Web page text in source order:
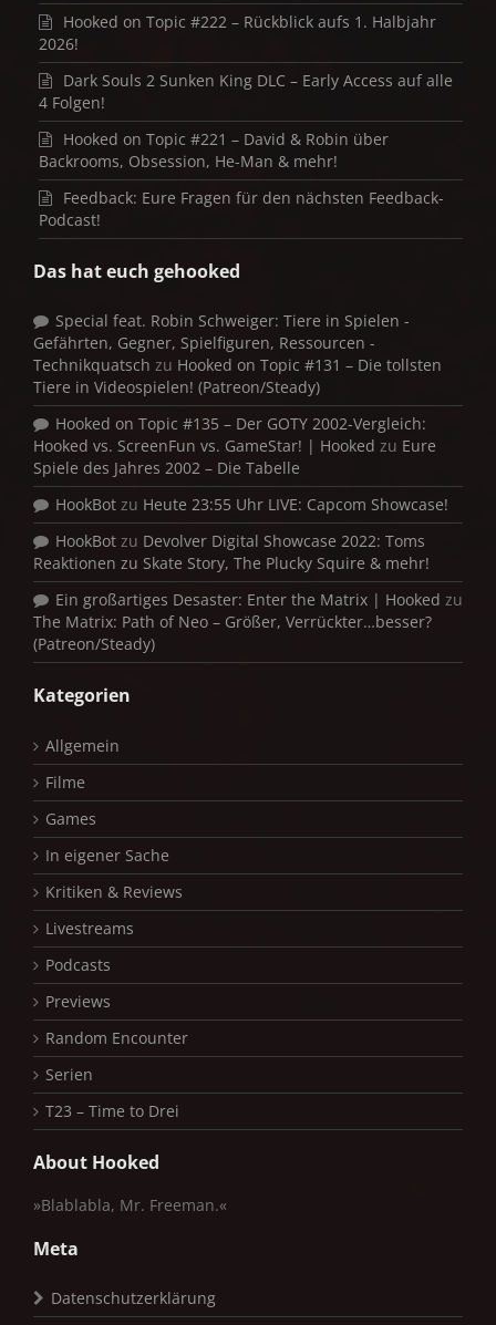
Hooked on Topic #222 – Rückblick aufs 1. Halbjahr
2026!
Dark Souls 2 Sunken King DLC – Early Access auf alle
4 Folgen!
Hooked on Topic #221 – David & Robin über
Backrooms, Obsession, He-Man & mehr!
Feedback: Eure Fragen für den nächsten Feedback-
Podcast!
Das hat euch gehooked
Special feat. Robin Schweiger: Tiere in Spielen -
Gefährten, Gegner, Spielfiguren, Ressourcen -
Technikquatsch zu Hooked on Topic #131 – Die tollsten
Tiere in Videospielen! (Patreon/Steady)
Hooked on Topic #135 – Der GOTY 2002-Vergleich:
Hooked vs. ScreenFun vs. GameStar! | Hooked zu Eure
Spiele des Jahres 2002 – Die Tabelle
HookBot zu Heute 23:55 Uhr LIVE: Capcom Showcase!
HookBot zu Devolver Digital Showcase 2022: Toms
Reaktionen zu Skate Story, The Plucky Squire & mehr!
Ein großartiges Desaster: Enter the Matrix | Hooked zu
The Matrix: Path of Neo – Größer, Verrückter…besser?
(Patreon/Steady)
Kategorien
Allgemein
Filme
Games
In eigener Sache
Kritiken & Reviews
Livestreams
Podcasts
Previews
Random Encounter
Serien
T23 – Time to Drei
About Hooked
»Blablabla, Mr. Freeman.«
Meta
Datenschutzerklärung